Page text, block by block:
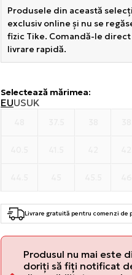
Produsele din această
exclusiv online și nu se
fizic Tike. Comandă-le
livrare rapidă.
Selectează mărimea:
EUUSUK
Livrare gratuită pentru comenzi de
Produsul nu mai este
doriți să fiți notificat